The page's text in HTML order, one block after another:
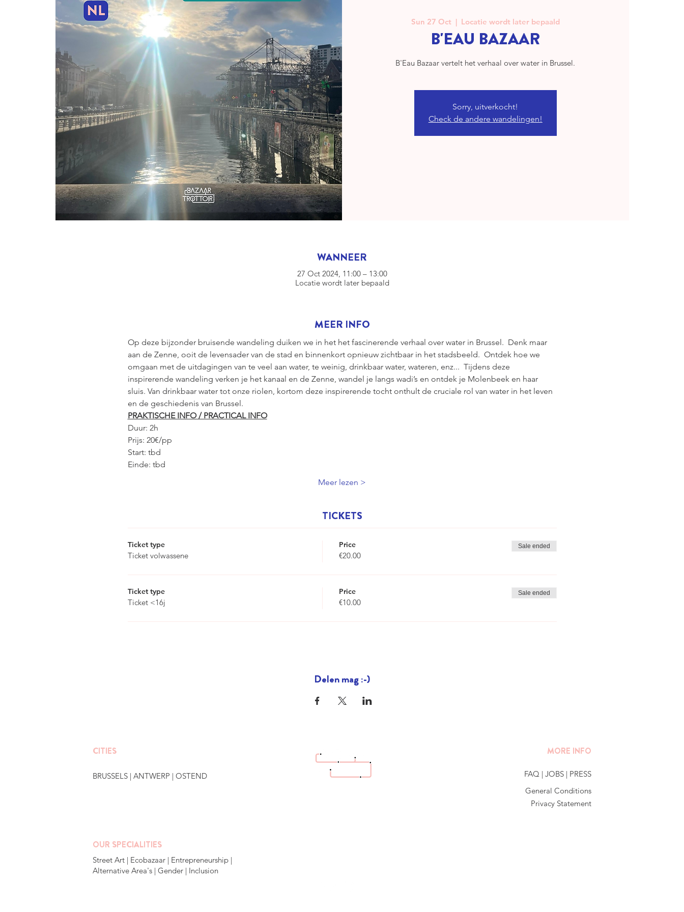
Sun 27 Oct
  |
Locatie wordt later bepaald
B'EAU BAZAAR
B'Eau Bazaar vertelt het verhaal over water in Brussel.
Sorry, uitverkocht!
Check de andere wandelingen!
WANNEER
27 Oct 2024, 11:00 – 13:00
Locatie wordt later bepaald
MEER INFO
Op deze bijzonder bruisende wandeling duiken we in het het fascinerende verhaal over water in Brussel.  Denk maar
aan de Zenne, ooit de levensader van de stad en binnenkort opnieuw zichtbaar in het stadsbeeld.  Ontdek hoe we
omgaan met de uitdagingen van te veel aan water, te weinig, drinkbaar water, wateren, enz...  Tijdens deze
inspirerende wandeling verken je het kanaal en de Zenne, wandel je langs wadi’s en ontdek je Molenbeek en haar
sluis. Van drinkbaar water tot onze riolen, kortom deze inspirerende tocht onthult de cruciale rol van water in het leven
en de geschiedenis van Brussel.
PRAKTISCHE INFO / PRACTICAL INFO
Duur: 2h
Prijs: 20€/pp
Start: tbd
Einde: tbd
Meer lezen >
TICKETS
Ticket type
Ticket volwassene
Price
€20.00
Sale ended
Ticket type
Ticket <16j
Price
€10.00
Sale ended
Delen mag :-)
CITIES
BRUSSELS | ANTWERP | OSTEND
OUR SPECIALITIES
Street Art | Ecobazaar | Entrepreneurship |
Alternative Area's | Gender | Inclusion
MORE INFO
FAQ | JOBS | PRESS
General Conditions
Privacy Statement